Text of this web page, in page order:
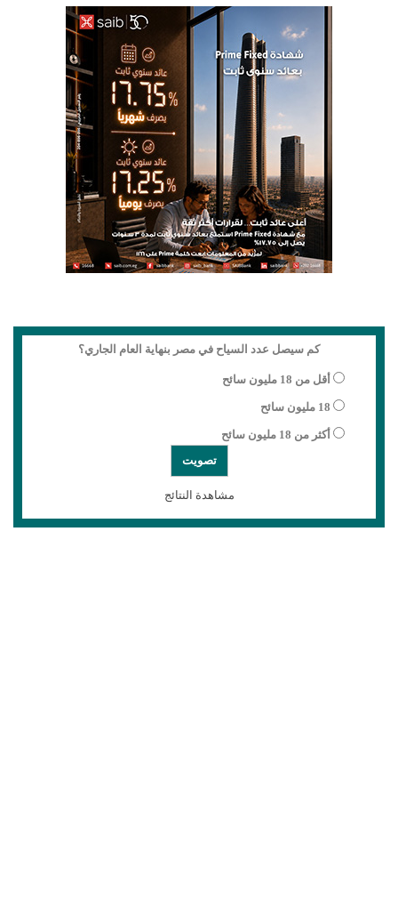
كم سيصل عدد السياح في مصر بنهاية العام الجاري؟
أقل من 18 مليون سائح
18 مليون سائح
أكثر من 18 مليون سائح
مشاهدة النتائج